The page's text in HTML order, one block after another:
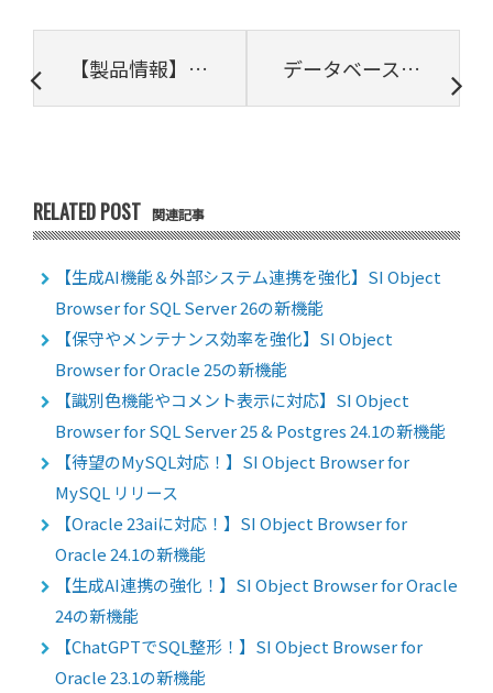
【製品情報】SI Object Browser for Oracle 19 更新ファイル (rev.1.0) リリースのお知らせ データベースのデータをエクセルで編集してみよう
RELATED POST 関連記事
【生成AI機能＆外部システム連携を強化】SI Object
Browser for SQL Server 26の新機能
【保守やメンテナンス効率を強化】SI Object
Browser for Oracle 25の新機能
【識別色機能やコメント表示に対応】SI Object
Browser for SQL Server 25 & Postgres 24.1の新機能
【待望のMySQL対応！】SI Object Browser for
MySQL リリース
【Oracle 23aiに対応！】SI Object Browser for
Oracle 24.1の新機能
【生成AI連携の強化！】SI Object Browser for Oracle
24の新機能
【ChatGPTでSQL整形！】SI Object Browser for
Oracle 23.1の新機能